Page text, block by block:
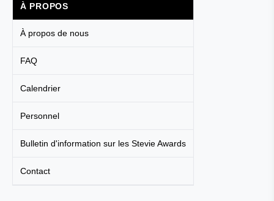
À PROPOS
À propos de nous
FAQ
Calendrier
Personnel
Bulletin d'information sur les Stevie Awards
Contact